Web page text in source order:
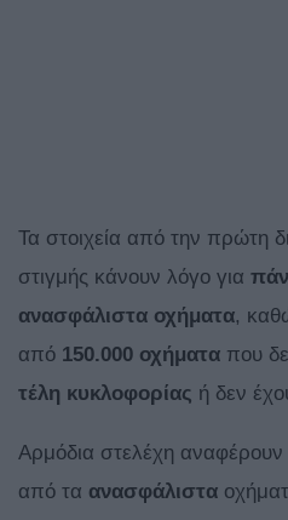
Τα στοιχεία από την πρώτη
στιγμής κάνουν λόγο για
ανασφάλιστα οχήματα,
από 150.000 οχήματα που
τέλη κυκλοφορίας ή δεν
Αρμόδια στελέχη
από τα ανασφάλιστα